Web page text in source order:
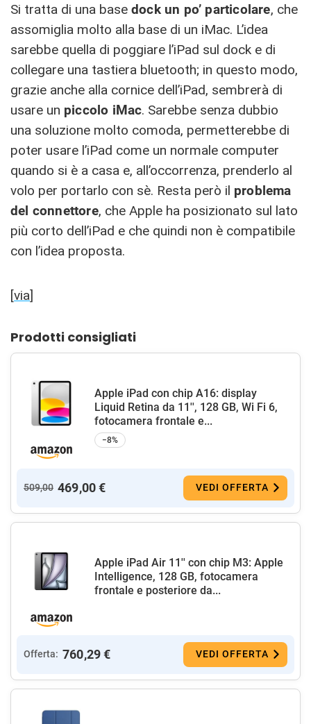
Si tratta di una base dock un po’ particolare, che
assomiglia molto alla base di un iMac. L’idea
sarebbe quella di poggiare l’iPad sul dock e di
collegare una tastiera bluetooth; in questo modo,
grazie anche alla cornice dell’iPad, sembrerà di
usare un piccolo iMac. Sarebbe senza dubbio
una soluzione molto comoda, permetterebbe di
poter usare l’iPad come un normale computer
quando si è a casa e, all’occorrenza, prenderlo al
volo per portarlo con sè. Resta però il problema
del connettore, che Apple ha posizionato sul lato
più corto dell’iPad e che quindi non è compatibile
con l’idea proposta.
[via]
Prodotti consigliati
Apple iPad con chip A16: display
Liquid Retina da 11'', 128 GB, Wi Fi 6,
fotocamera frontale e...
−8%
509,00 469,00 € VEDI OFFERTA
Apple iPad Air 11'' con chip M3: Apple
Intelligence, 128 GB, fotocamera
frontale e posteriore da...
Offerta: 760,29 € VEDI OFFERTA